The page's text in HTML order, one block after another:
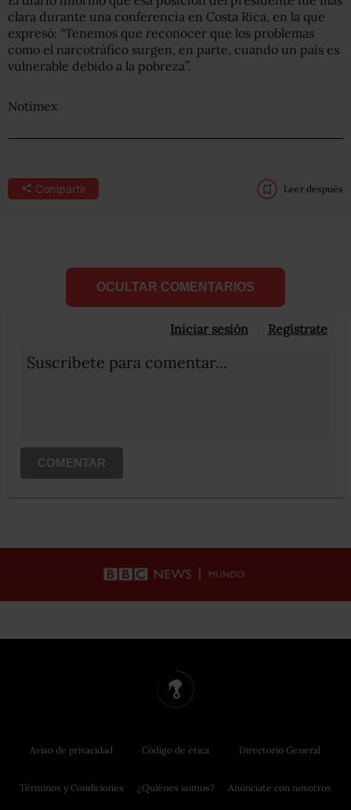
clara durante una conferencia en Costa Rica, en la que
expresó: “Tenemos que reconocer que los problemas
como el narcotráfico surgen, en parte, cuando un país es
vulnerable debido a la pobreza”.
Notimex
Compartir Leer después
OCULTAR COMENTARIOS
Iniciar sesión Registrate
Suscribete para comentar...
COMENTAR
Aviso de privacidad
Términos y Condiciones
Código de ética
¿Quiénes somos?
Directorio General
Anúnciate con nosotros